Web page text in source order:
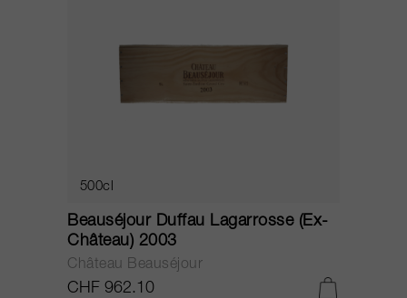
500cl
Beauséjour Duffau Lagarrosse (Ex-
Château) 2003
Château Beauséjour
CHF 962.10